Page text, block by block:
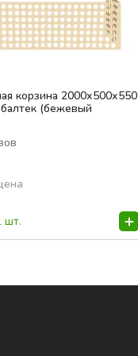
корзина 2000х500х550
(бежевый
шт.